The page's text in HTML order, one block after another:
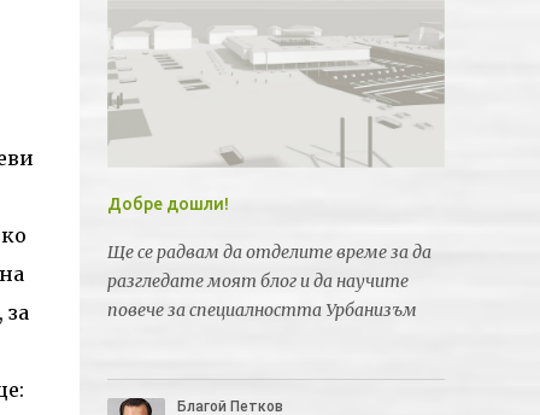
Световната федерация по спортна
стрелба за провеждането на силни
международни турнири и първенства.
Добре дошли!
Ще се радвам да отделите време за да
разгледате моят блог и да научите
повече за специалността Урбанизъм